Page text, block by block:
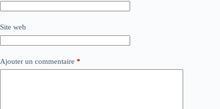
Site web
Ajouter un commentaire *